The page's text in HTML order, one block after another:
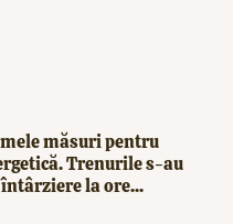
măsuri pentru
Trenurile s-au
la ore...